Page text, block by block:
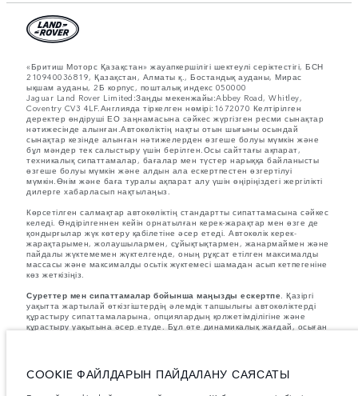
«Бритиш Моторс Қазақстан» жауапкершілігі шектеулі серіктестігі, БСН
210940036819, Қазақстан, Алматы қ., Бостандық ауданы, Мирас
ықшам ауданы, 2Б корпус, пошталық индекс 050000
Jaguar Land Rover Limited:Заңды мекенжайы:Abbey Road, Whitley,
Coventry CV3 4LF.Англияда тіркелген нөмірі:1672070 Келтірілген
деректер өндіруші ЕО заңнамасына сәйкес жүргізген ресми сынақтар
нәтижесінде алынған.Автокөліктің нақты отын шығыны осындай
сынақтар кезінде алынған нәтижелерден өзгеше болуы мүмкін және
бұл мәндер тек салыстыру үшін берілген.Осы сайттағы ақпарат,
техникалық сипаттамалар, бағалар мен түстер нарыққа байланысты
өзгеше болуы мүмкін және алдын ала ескертпестен өзгертілуі
мүмкін.Өнім және баға туралы ақпарат алу үшін өңіріңіздегі жергілікті
дилерге хабарласып нақтылаңыз.
Көрсетілген салмақтар автокөліктің стандартты сипаттамасына сәйкес
келеді. Өндірілгеннен кейін орнатылған керек-жарақтар мен өзге де
қондырғылар жүк көтеру қабілетіне әсер етеді. Автокөлік керек-
жарақтарымен, жолаушылармен, сұйықтықтармен, жанармаймен және
пайдалы жүктемемен жүктелгенде, оның рұқсат етілген максималды
массасы және максималды осьтік жүктемесі шамадан асып кетпегеніне
көз жеткізіңіз.
Суреттер мен сипаттамалар бойынша маңызды ескертпе. Қазіргі
уақытта жартылай өткізгіштердің әлемдік тапшылығы автокөліктерді
құрастыру сипаттамаларына, опциялардың қолжетімділігіне және
құрастыру уақытына әсер етуде. Бұл өте динамикалық жағдай, осыған
жасау үшін кез келген ағымдағы шектеулерді растай алатын
сатушымен кеңесіңіз.
COOKIE ФАЙЛДАРЫН ПАЙДАЛАНУ САЯСАТЫ